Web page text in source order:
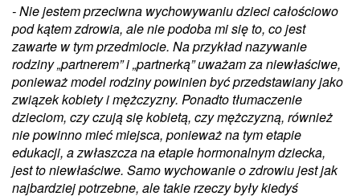
- Nie jestem przeciwna wychowywaniu dzieci całościowo
pod kątem zdrowia, ale nie podoba mi się to, co jest
zawarte w tym przedmiocie. Na przykład nazywanie
rodziny „partnerem” i „partnerką” uważam za niewłaściwe,
ponieważ model rodziny powinien być przedstawiany jako
związek kobiety i mężczyzny. Ponadto tłumaczenie
dzieciom, czy czują się kobietą, czy mężczyzną, również
nie powinno mieć miejsca, ponieważ na tym etapie
edukacji, a zwłaszcza na etapie hormonalnym dziecka,
jest to niewłaściwe. Samo wychowanie o zdrowiu jest jak
najbardziej potrzebne, ale takie rzeczy były kiedyś